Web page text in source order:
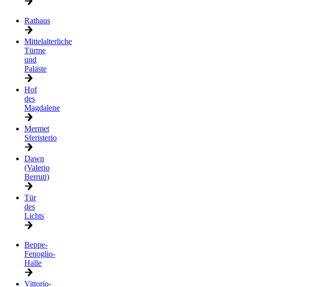
Rathaus
Mittelalterliche
Türme
und
Paläste
Hof
des
Magdalene
Mermet
Sferisterio
Dawn
(Valerio
Berruti)
Tür
des
Lichts
Beppe-
Fenoglio-
Halle
Vittorio-